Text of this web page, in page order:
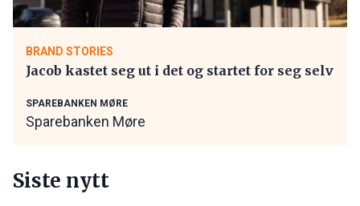
BRAND STORIES
Jacob kastet seg ut i det og startet for seg selv
SPAREBANKEN MØRE
Sparebanken Møre
Siste nytt